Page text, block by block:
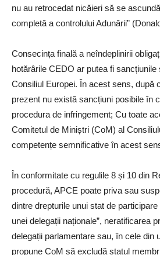
nu au retrocedat nicăieri să se
completă a controlului Adunării”
Consecința finală a neîndeplinirii
hotărârile CEDO ar putea fi
Consiliul Europei. În acest sens, după
prezent nu există sancțiuni posibile în
procedura de infringement; Cu toate
Comitetul de Miniștri (CoM) al
competențe semnificative în acest
În conformitate cu regulile 8 și 10 din
procedură, APCE poate priva sau
dintre drepturile unui stat de
unei delegații naționale”, neratificarea
delegații parlamentare sau, în cele din
propune CoM să excludă statul